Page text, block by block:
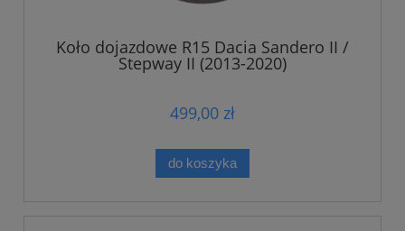
Koło dojazdowe R15 Dacia Sandero II /
Stepway II (2013-2020)
499,00 zł
do koszyka